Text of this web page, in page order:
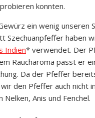
konnten.
ein wenig unseren
Szechuanpfeffer haben
Indien* verwendet. Der
Raucharoma passt er
Da der Pfeffer
den Pfeffer auch nicht
Anis und Fenchel.